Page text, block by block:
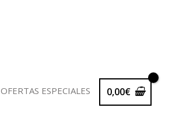
OFERTAS ESPECIALES 0,00€